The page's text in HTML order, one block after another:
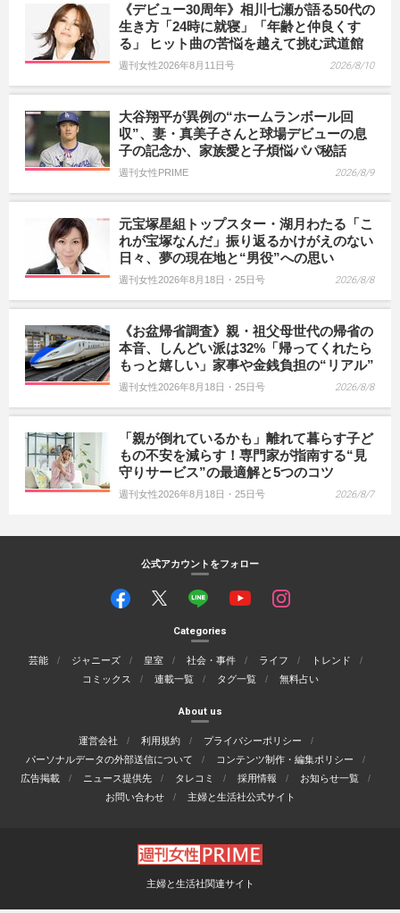
《デビュー30周年》相川七瀬が語る50代の
生き方「24時に就寝」「年齢と仲良くす
る」 ヒット曲の苦悩を越えて挑む武道館
週刊女性2026年8月11日号 2026/8/10
大谷翔平が異例の“ホームランボール回
収”、妻・真美子さんと球場デビューの息
子の記念か、家族愛と子煩悩パパ秘話
週刊女性PRIME 2026/8/9
元宝塚星組トップスター・湖月わたる「こ
れが宝塚なんだ」振り返るかけがえのない
日々、夢の現在地と“男役”への思い
週刊女性2026年8月18日・25日号 2026/8/8
《お盆帰省調査》親・祖父母世代の帰省の
本音、しんどい派は32%「帰ってくれたら
もっと嬉しい」家事や金銭負担の“リアル”
週刊女性2026年8月18日・25日号 2026/8/8
「親が倒れているかも」離れて暮らす子ど
もの不安を減らす！専門家が指南する“見
守りサービス”の最適解と5つのコツ
週刊女性2026年8月18日・25日号 2026/8/7
公式アカウントをフォロー
Categories
芸能 ジャニーズ 皇室 社会・事件 ライフ
トレンド
コミックス
連載一覧 タグ一覧 無料占い
About us
運営会社 利用規約
プライバシーポリシー
パーソナルデータの外部送信について
コンテンツ制作・編集ポリシー
広告掲載
ニュース提供先 タレコミ 採用情報
お知らせ一覧
お問い合わせ
主婦と生活社公式サイト
主婦と生活社関連サイト